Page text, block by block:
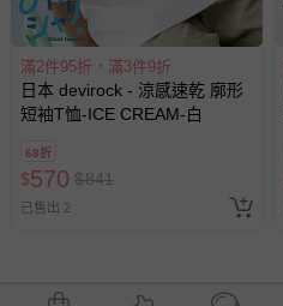
滿2件95折，滿3件9折
日本 devirock - 涼感速乾 廓形
短袖T恤-ICE CREAM-白
68折
$570 $841
已售出 2